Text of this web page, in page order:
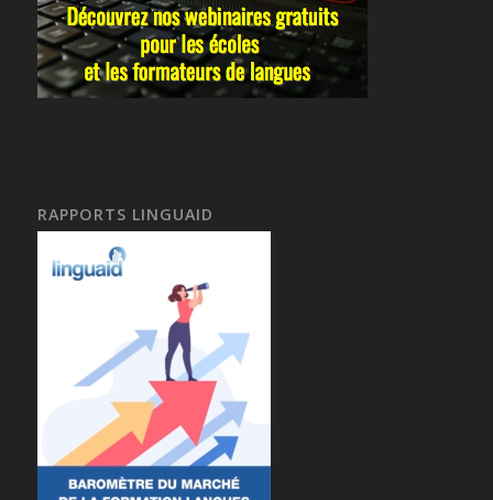
RAPPORTS LINGUAID